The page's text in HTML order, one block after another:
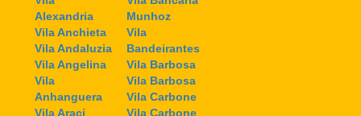
Alexandria
Vila Anchieta
Vila Andaluzia
Vila Angelina
Vila
Anhanguera
Vila Araci
Munhoz
Vila
Bandeirantes
Vila Barbosa
Vila Barbosa
Vila Carbone
Vila Carbone